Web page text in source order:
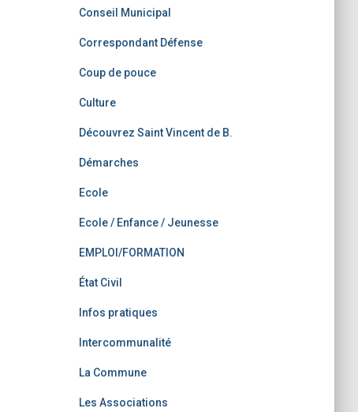
Conseil Municipal
Correspondant Défense
Coup de pouce
Culture
Découvrez Saint Vincent de B.
Démarches
Ecole
Ecole / Enfance / Jeunesse
EMPLOI/FORMATION
État Civil
Infos pratiques
Intercommunalité
La Commune
Les Associations